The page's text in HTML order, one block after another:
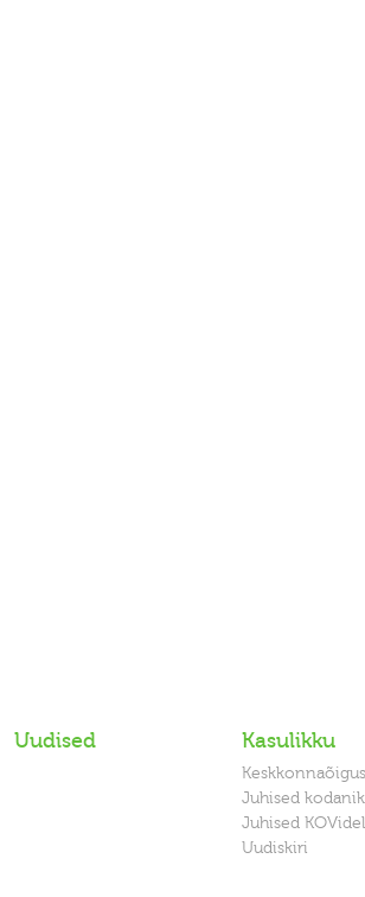
Uudised Kasulikku
Keskkonnaõigus
Juhised
Juhised
Uudiskiri